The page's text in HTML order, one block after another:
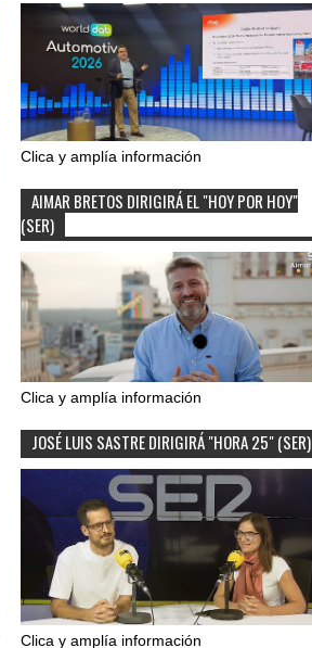
Clica y amplía información
AIMAR BRETOS DIRIGIRÁ EL "HOY POR HOY"
(SER)
Clica y amplía información
JOSÉ LUIS SASTRE DIRIGIRÁ "HORA 25" (SER)
Clica y amplía información